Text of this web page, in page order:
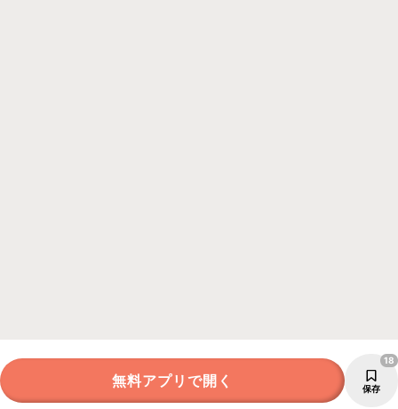
無料アプリで開く 保存
18